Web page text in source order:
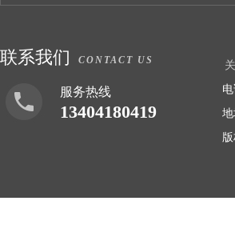
联系我们 CONTACT US
服务热线
13404180419